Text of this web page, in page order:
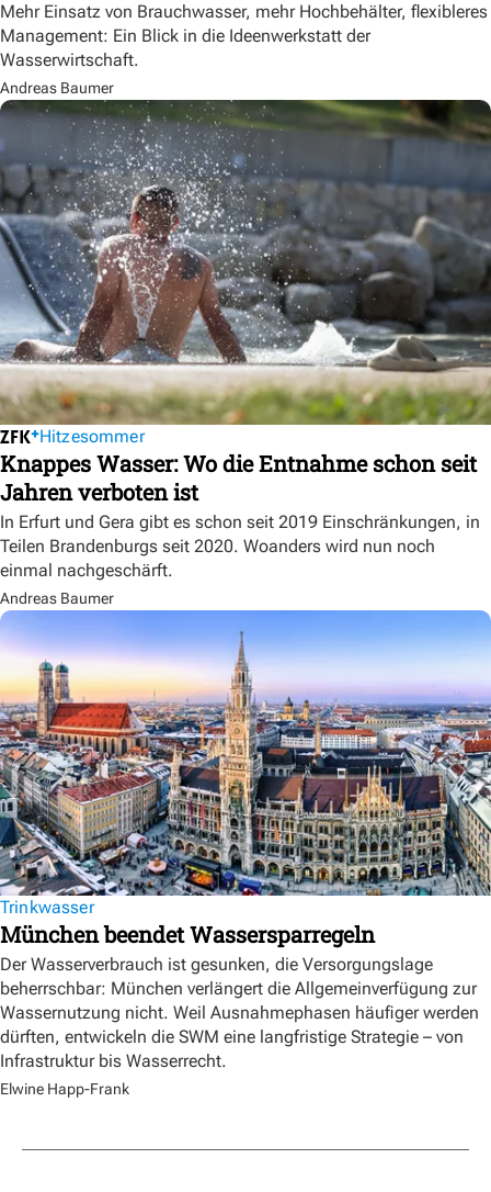
Mehr Einsatz von Brauchwasser, mehr Hochbehälter, flexibleres
Management: Ein Blick in die Ideenwerkstatt der
Wasserwirtschaft.
Andreas Baumer
Hitzesommer
Knappes Wasser: Wo die Entnahme schon seit
Jahren verboten ist
In Erfurt und Gera gibt es schon seit 2019 Einschränkungen, in
Teilen Brandenburgs seit 2020. Woanders wird nun noch
einmal nachgeschärft.
Andreas Baumer
Trinkwasser
München beendet Wassersparregeln
Der Wasserverbrauch ist gesunken, die Versorgungslage
beherrschbar: München verlängert die Allgemeinverfügung zur
Wassernutzung nicht. Weil Ausnahmephasen häufiger werden
dürften, entwickeln die SWM eine langfristige Strategie – von
Infrastruktur bis Wasserrecht.
Elwine Happ-Frank